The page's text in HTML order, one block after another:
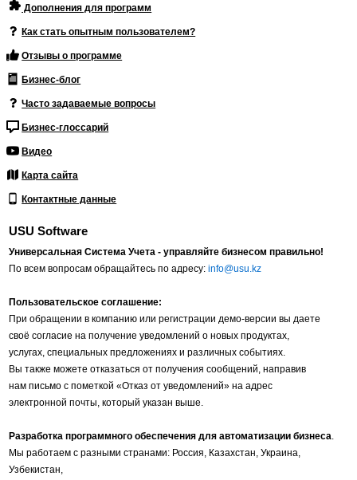
Дополнения для программ
Как стать опытным пользователем?
Отзывы о программе
Бизнес-блог
Часто задаваемые вопросы
Бизнес-глоссарий
Видео
Карта сайта
Контактные данные
USU Software
Универсальная Система Учета - управляйте бизнесом правильно!
По всем вопросам обращайтесь по адресу:info@usu.kz
Пользовательское соглашение:
При обращении в компанию или регистрации демо-версии вы даете
своё согласие на получение уведомлений о новых продуктах,
услугах, специальных предложениях и различных событиях.
Вы также можете отказаться от получения сообщений, направив
нам письмо с пометкой «Отказ от уведомлений» на адрес
электронной почты, который указан выше.
Разработка программного обеспечения для автоматизации бизнеса.
Мы работаем с разными странами: Россия, Казахстан, Украина,
Узбекистан,